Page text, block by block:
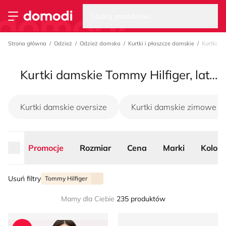
Przełącz menu
Strona główna
Strona główna Odzież Odzież damska Kurtki i płaszcze damskie Kurtki
Kurtki damskie Tommy Hilfiger, lato 2026
Kurtki damskie oversize Kurtki damskie zimowe
Promocje Rozmiar Cena Marki Kolor
Usuń filtry Tommy Hilfiger
Mamy dla Ciebie 235 produktów
Kurtka damska casualowa jesienna Tommy Hilfiger